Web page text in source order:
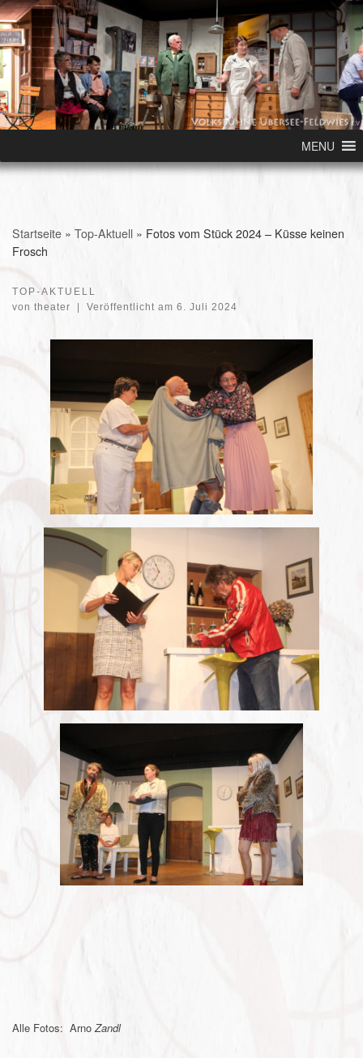
Skip to content
MENU
Startseite » Top-Aktuell » Fotos vom Stück 2024 – Küsse keinen
Frosch
TOP-AKTUELL
von theater | Veröffentlicht am 6. Juli 2024
Alle Fotos: Arno Zandl